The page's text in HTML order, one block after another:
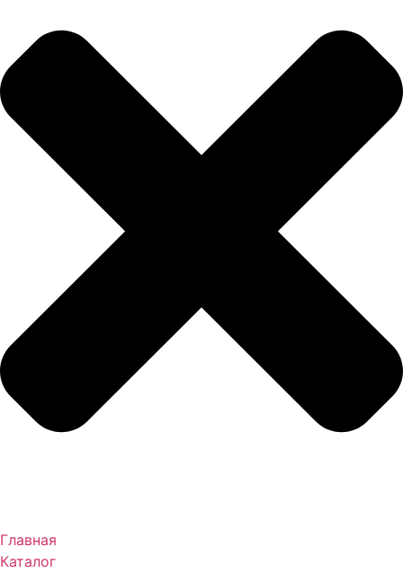
Главная
Каталог